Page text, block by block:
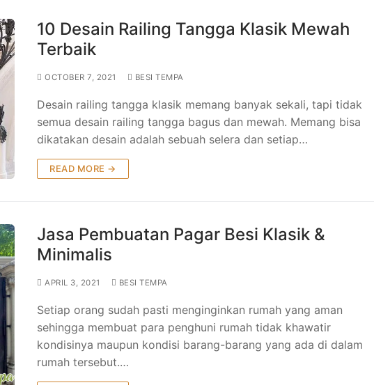
10 Desain Railing Tangga Klasik Mewah
Terbaik
OCTOBER 7, 2021 BESI TEMPA
Desain railing tangga klasik memang banyak sekali, tapi tidak
semua desain railing tangga bagus dan mewah. Memang bisa
dikatakan desain adalah sebuah selera dan setiap…
READ MORE →
Jasa Pembuatan Pagar Besi Klasik &
Minimalis
APRIL 3, 2021 BESI TEMPA
Setiap orang sudah pasti menginginkan rumah yang aman
sehingga membuat para penghuni rumah tidak khawatir
kondisinya maupun kondisi barang-barang yang ada di dalam
rumah tersebut.…